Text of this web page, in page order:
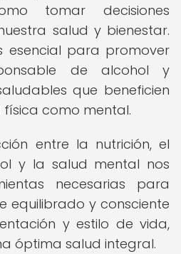
tomar decisiones
salud y bienestar.
esencial para promover
de alcohol y
que beneficien
como mental.
entre la nutrición, el
y la salud mental nos
necesarias para
equilibrado y consciente
y estilo de vida,
óptima salud integral.